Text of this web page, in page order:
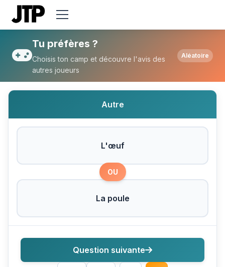
Tu préfères L'œuf ou La poule ?
Tu préfères ?
Choisis ton camp et découvre l'avis des
autres joueurs
Aléatoire
Autre
L'œuf
OU
La poule
Question suivante